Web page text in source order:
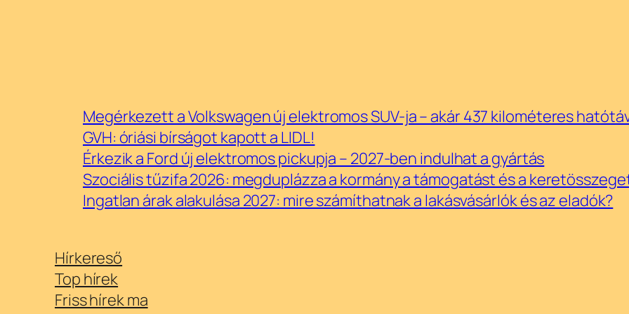
Megérkezett a Volkswagen új elektromos SUV-ja – akár 437 kilométeres
GVH: óriási bírságot kapott a LIDL!
Érkezik a Ford új elektromos pickupja – 2027-ben indulhat a gyártás
Szociális tűzifa 2026: megduplázza a kormány a támogatást és a
Ingatlan árak alakulása 2027: mire számíthatnak a lakásvásárlók és az eladók?
Hírkereső
Top hírek
Friss hírek ma